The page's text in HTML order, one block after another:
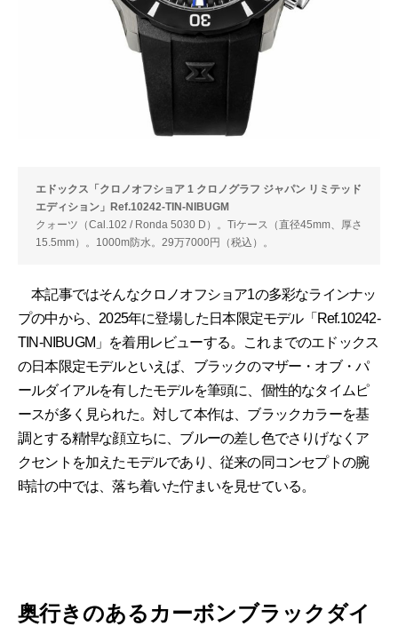
エドックス「クロノオフショア 1 クロノグラフ ジャパン リミテッド
エディション」Ref.10242-TIN-NIBUGM
クォーツ（Cal.102 / Ronda 5030 D）。Tiケース（直径45mm、厚さ
15.5mm）。1000m防水。29万7000円（税込）。
本記事ではそんなクロノオフショア1の多彩なラインナッ
プの中から、2025年に登場した日本限定モデル「Ref.10242-
TIN-NIBUGM」を着用レビューする。これまでのエドックス
の日本限定モデルといえば、ブラックのマザー・オブ・パ
ールダイアルを有したモデルを筆頭に、個性的なタイムピ
ースが多く見られた。対して本作は、ブラックカラーを基
調とする精悍な顔立ちに、ブルーの差し色でさりげなくア
クセントを加えたモデルであり、従来の同コンセプトの腕
時計の中では、落ち着いた佇まいを見せている。
奥行きのあるカーボンブラックダイ